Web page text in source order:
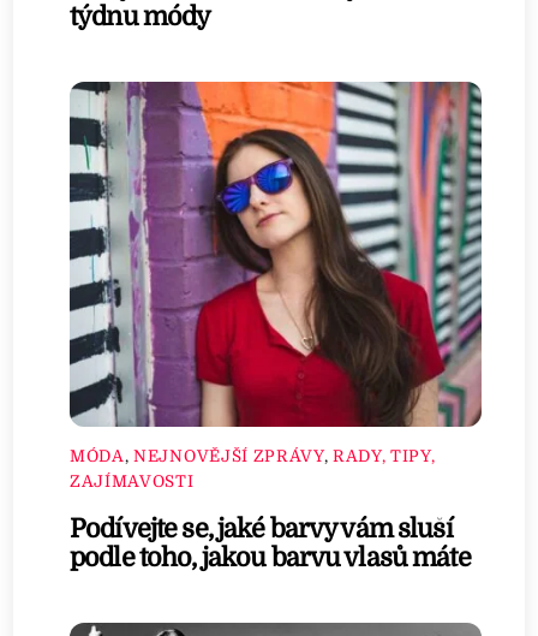
týdnu módy
MÓDA,NEJNOVĚJŠÍ ZPRÁVY, RADY, TIPY,
ZAJÍMAVOSTI
Podívejte se, jaké barvy vám sluší
podle toho, jakou barvu vlasů máte